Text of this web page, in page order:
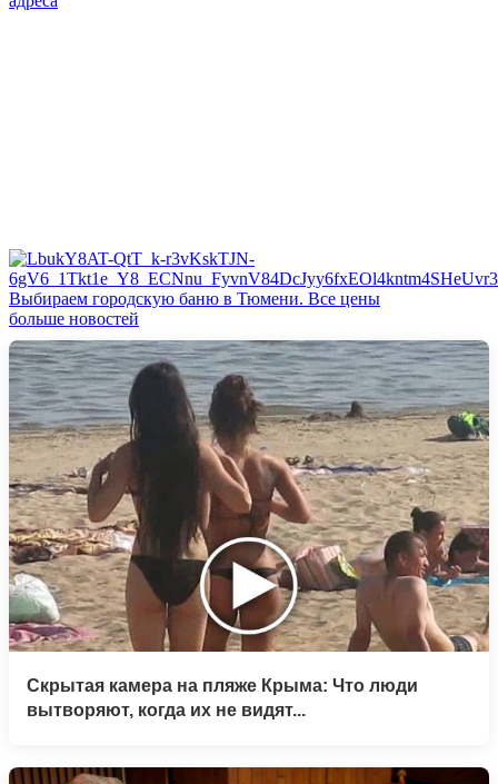
Выбираем городскую баню в Тюмени. Все цены
больше новостей
Скрытая камера на пляже Крыма: Что люди
вытворяют, когда их не видят...